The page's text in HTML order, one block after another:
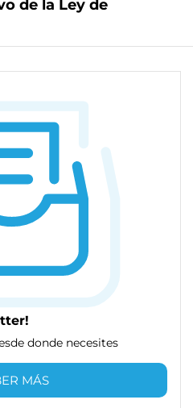
de la Ley de
donde necesites
MÁS